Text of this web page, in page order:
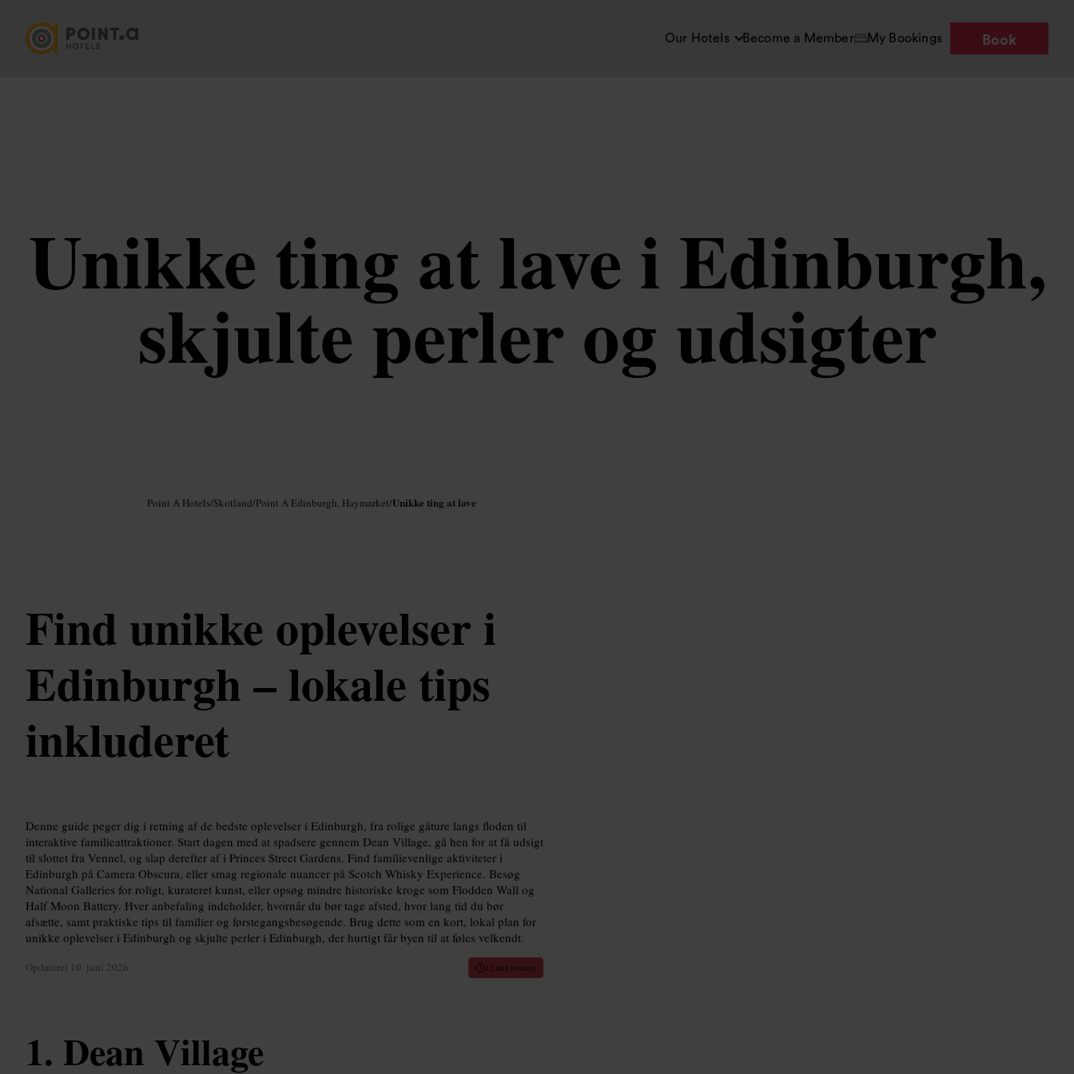
Our Hotels Become a Member My Bookings Book
Unikke ting at lave i Edinburgh,
skjulte perler og udsigter
Point A Hotels/Skotland/Point A Edinburgh, Haymarket/Unikke ting at lave
Find unikke oplevelser i
Edinburgh – lokale tips
inkluderet
Denne guide peger dig i retning af de bedste oplevelser i Edinburgh, fra rolige gåture langs floden til
interaktive familieattraktioner. Start dagen med at spadsere gennem Dean Village, gå hen for at få udsigt
til slottet fra Vennel, og slap derefter af i Princes Street Gardens. Find familievenlige aktiviteter i
Edinburgh på Camera Obscura, eller smag regionale nuancer på Scotch Whisky Experience. Besøg
National Galleries for roligt, kurateret kunst, eller opsøg mindre historiske kroge som Flodden Wall og
Half Moon Battery. Hver anbefaling indeholder, hvornår du bør tage afsted, hvor lang tid du bør
afsætte, samt praktiske tips til familier og førstegangsbesøgende. Brug dette som en kort, lokal plan for
unikke oplevelser i Edinburgh og skjulte perler i Edinburgh, der hurtigt får byen til at føles velkendt.
Opdateret 10. juni 2026 12 min læsning
Dean Village